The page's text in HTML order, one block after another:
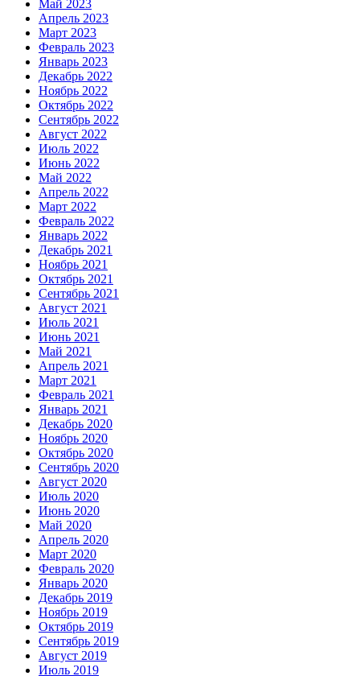
Май 2023
Апрель 2023
Март 2023
Февраль 2023
Январь 2023
Декабрь 2022
Ноябрь 2022
Октябрь 2022
Сентябрь 2022
Август 2022
Июль 2022
Июнь 2022
Май 2022
Апрель 2022
Март 2022
Февраль 2022
Январь 2022
Декабрь 2021
Ноябрь 2021
Октябрь 2021
Сентябрь 2021
Август 2021
Июль 2021
Июнь 2021
Май 2021
Апрель 2021
Март 2021
Февраль 2021
Январь 2021
Декабрь 2020
Ноябрь 2020
Октябрь 2020
Сентябрь 2020
Август 2020
Июль 2020
Июнь 2020
Май 2020
Апрель 2020
Март 2020
Февраль 2020
Январь 2020
Декабрь 2019
Ноябрь 2019
Октябрь 2019
Сентябрь 2019
Август 2019
Июль 2019